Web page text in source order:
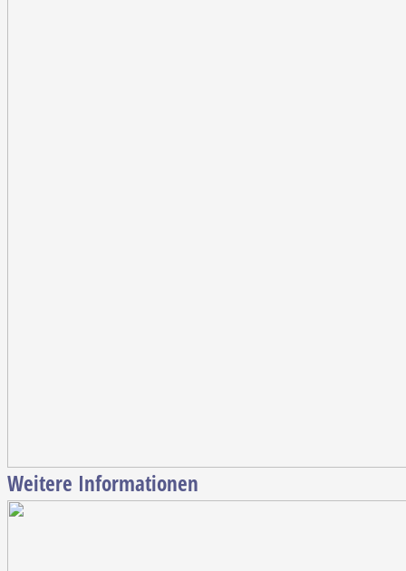
Weitere Informationen